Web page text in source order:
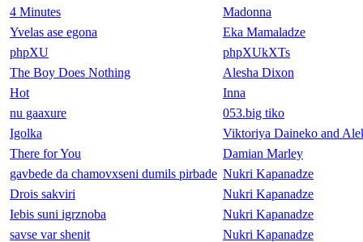
4 Minutes
Madonna
Yvelas ase egona
Eka Mamaladze
phpXU
phpXUkXTs
The Boy Does Nothing
Alesha Dixon
Hot
Inna
nu gaaxure
053.big tiko
Igolka
Viktoriya Daineko and
There for You
Damian Marley
gavbede da chamovxseni dumils pirbade Nukri Kapanadze
Drois sakviri
Nukri Kapanadze
Iebis suni igrznoba
Nukri Kapanadze
savse var shenit
Nukri Kapanadze